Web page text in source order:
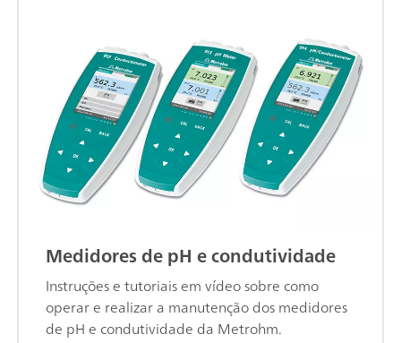
Medidores de pH e condutividade
Instruções e tutoriais em vídeo sobre como
operar e realizar a manutenção dos medidores
de pH e condutividade da Metrohm.